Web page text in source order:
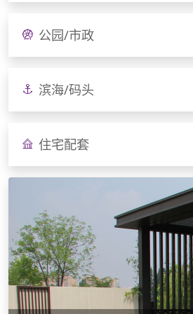
公园/市政
滨海/码头
住宅配套